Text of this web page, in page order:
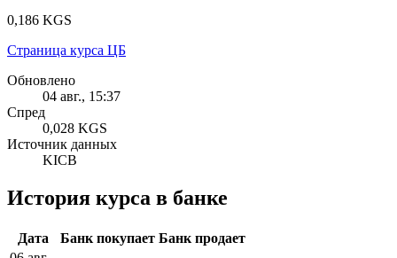
0,186 KGS
Страница курса ЦБ
Обновлено
04 авг., 15:37
Спред
0,028 KGS
Источник данных
KICB
История курса в банке
Дата Банк покупает Банк продает